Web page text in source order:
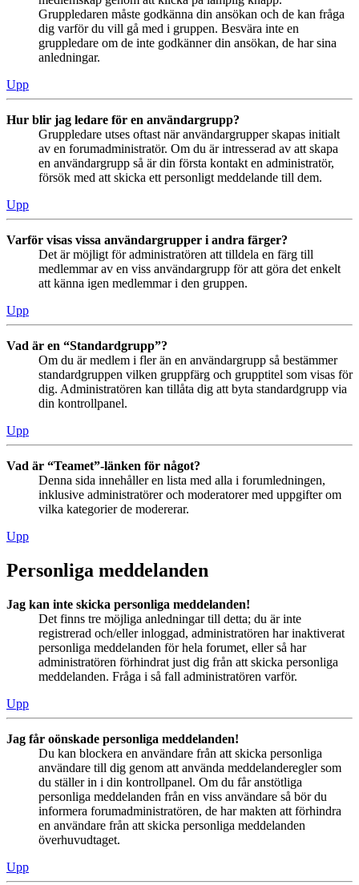
Gruppledaren måste godkänna din ansökan och de kan fråga
dig varför du vill gå med i gruppen. Besvära inte en
gruppledare om de inte godkänner din ansökan, de har sina
anledningar.
Upp
Hur blir jag ledare för en användargrupp?
Gruppledare utses oftast när användargrupper skapas initialt
av en forumadministratör. Om du är intresserad av att skapa
en användargrupp så är din första kontakt en administratör,
försök med att skicka ett personligt meddelande till dem.
Upp
Varför visas vissa användargrupper i andra färger?
Det är möjligt för administratören att tilldela en färg till
medlemmar av en viss användargrupp för att göra det enkelt
att känna igen medlemmar i den gruppen.
Upp
Vad är en “Standardgrupp”?
Om du är medlem i fler än en användargrupp så bestämmer
standardgruppen vilken gruppfärg och grupptitel som visas för
dig. Administratören kan tillåta dig att byta standardgrupp via
din kontrollpanel.
Upp
Vad är “Teamet”-länken för något?
Denna sida innehåller en lista med alla i forumledningen,
inklusive administratörer och moderatorer med uppgifter om
vilka kategorier de modererar.
Upp
Personliga meddelanden
Jag kan inte skicka personliga meddelanden!
Det finns tre möjliga anledningar till detta; du är inte
registrerad och/eller inloggad, administratören har inaktiverat
personliga meddelanden för hela forumet, eller så har
administratören förhindrat just dig från att skicka personliga
meddelanden. Fråga i så fall administratören varför.
Upp
Jag får oönskade personliga meddelanden!
Du kan blockera en användare från att skicka personliga
användare till dig genom att använda meddelanderegler som
du ställer in i din kontrollpanel. Om du får anstötliga
personliga meddelanden från en viss användare så bör du
informera forumadministratören, de har makten att förhindra
en användare från att skicka personliga meddelanden
överhuvudtaget.
Upp